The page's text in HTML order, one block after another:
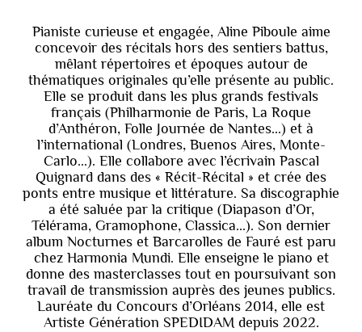
Pianiste curieuse et engagée, Aline Piboule aime
concevoir des récitals hors des sentiers battus,
mêlant répertoires et époques autour de
thématiques originales qu’elle présente au public.
Elle se produit dans les plus grands festivals
français (Philharmonie de Paris, La Roque
d’Anthéron, Folle Journée de Nantes...) et à
l’international (Londres, Buenos Aires, Monte-
Carlo...). Elle collabore avec l’écrivain Pascal
Quignard dans des « Récit-Récital » et crée des
ponts entre musique et littérature. Sa discographie
a été saluée par la critique (Diapason d’Or,
Télérama, Gramophone, Classica...). Son dernier
album Nocturnes et Barcarolles de Fauré est paru
chez Harmonia Mundi. Elle enseigne le piano et
donne des masterclasses tout en poursuivant son
travail de transmission auprès des jeunes publics.
Lauréate du Concours d’Orléans 2014, elle est
Artiste Génération SPEDIDAM depuis 2022.